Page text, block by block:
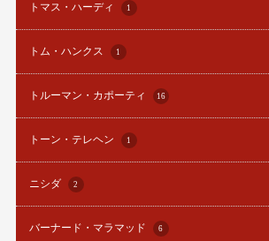
トマス・ハーディ 1
トム・ハンクス 1
トルーマン・カポーティ 16
トーン・テレヘン 1
ニシダ 2
バーナード・マラマッド 6